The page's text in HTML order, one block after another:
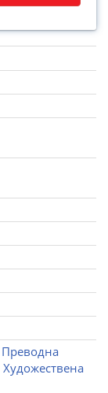
Преводна
Художествена